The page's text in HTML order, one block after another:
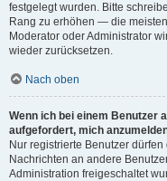
festgelegt wurden. Bitte
Rang zu erhöhen — die
Moderator oder Administrator
wieder zurücksetzen.
Nach oben
Wenn ich bei einem Benutzer
aufgefordert, mich
Nur registrierte Benutzer
Nachrichten an andere
Administration freigeschaltet